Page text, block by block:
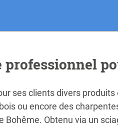
professionnel
ses clients divers
ou encore des
Bohême. Obtenu via un